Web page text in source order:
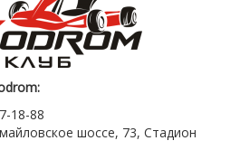
18-88
шоссе, 73, Стадион